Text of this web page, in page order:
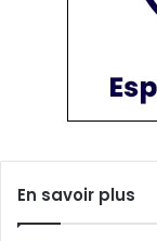
En savoir plus